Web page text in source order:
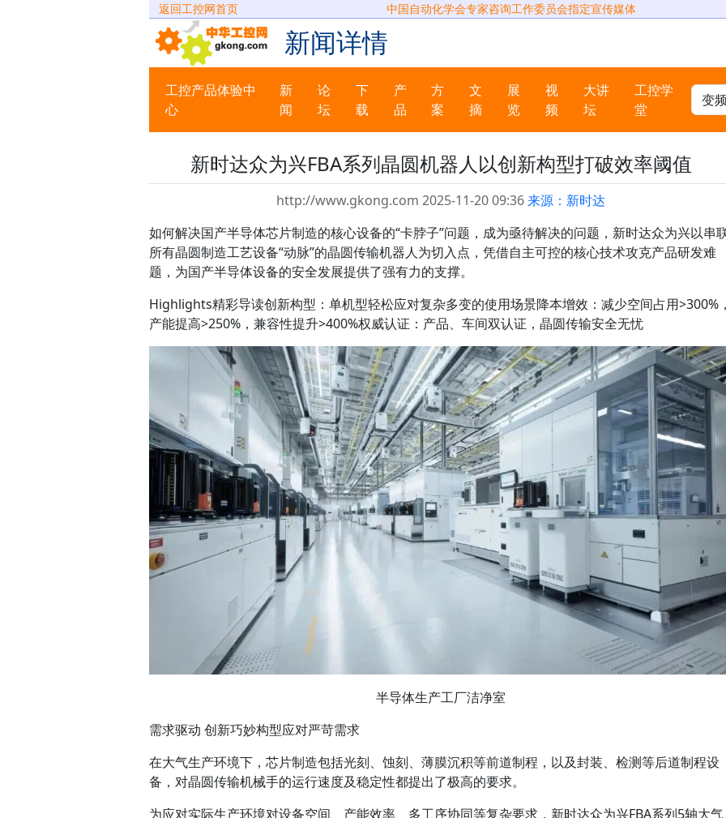
返回工控网首页 中国自动化学会专家咨询工作委员会指定宣传媒体
新闻详情
工控产品体验中
心
新
闻
论
坛
下
载
产
品
方
案
文
摘
展
览
视
频
大讲
坛
工控学
堂
新时达众为兴FBA系列晶圆机器人以创新构型打破效率阈值
http://www.gkong.com 2025-11-20 09:36来源：新时达
如何解决国产半导体芯片制造的核心设备的“卡脖子”问题，成为亟待解决的问题，新时达众为兴以串
所有晶圆制造工艺设备“动脉”的晶圆传输机器人为切入点，凭借自主可控的核心技术攻克产品研发难
题，为国产半导体设备的安全发展提供了强有力的支撑。
Highlights精彩导读创新构型：单机型轻松应对复杂多变的使用场景降本增效：减少空间占用>300%
产能提高>250%，兼容性提升>400%权威认证：产品、车间双认证，晶圆传输安全无忧
半导体生产工厂洁净室
需求驱动 创新巧妙构型应对严苛需求
在大气生产环境下，芯片制造包括光刻、蚀刻、薄膜沉积等前道制程，以及封装、检测等后道制程设
备，对晶圆传输机械手的运行速度及稳定性都提出了极高的要求。
为应对实际生产环境对设备空间、产能效率、多工序协同等复杂要求，新时达众为兴FBA系列5轴大气